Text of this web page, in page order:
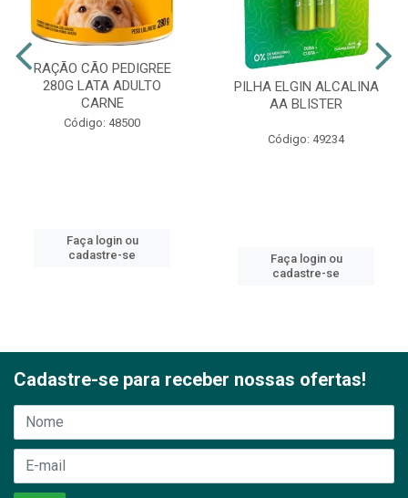
RAÇÃO CÃO PEDIGREE
280G LATA ADULTO
CARNE
Código: 48500
Faça login ou
cadastre-se
PILHA ELGIN ALCALINA
AA BLISTER
Código: 49234
Faça login ou
cadastre-se
Cadastre-se para receber nossas ofertas!